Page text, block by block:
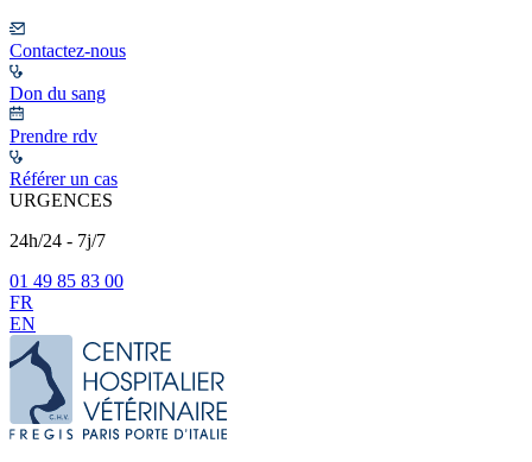
Contactez-nous
Don du sang
Prendre rdv
Référer un cas
URGENCES
24h/24 - 7j/7
01 49 85 83 00
FR
EN